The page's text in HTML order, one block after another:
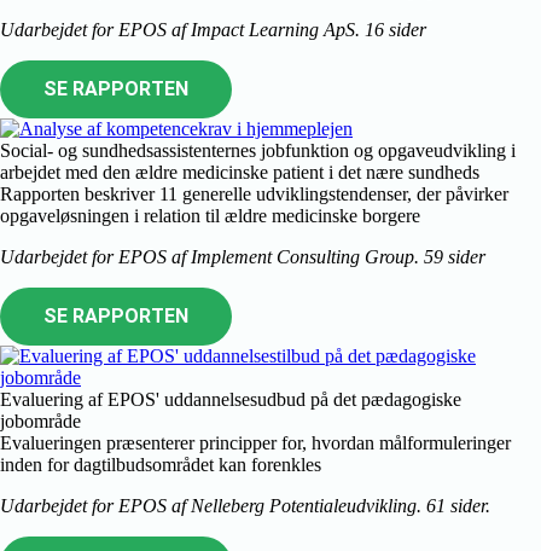
Udarbejdet for EPOS af Impact Learning ApS. 16 sider
SE RAPPORTEN
Social- og sundhedsassistenternes jobfunktion og opgaveudvikling i
arbejdet med den ældre medicinske patient i det nære sundheds
Rapporten beskriver 11 generelle udviklingstendenser, der påvirker
opgaveløsningen i relation til ældre medicinske borgere
Udarbejdet for EPOS af Implement Consulting Group. 59 sider
SE RAPPORTEN
Evaluering af EPOS' uddannelsesudbud på det pædagogiske
jobområde
Evalueringen præsenterer principper for, hvordan målformuleringer
inden for dagtilbudsområdet kan forenkles
Udarbejdet for EPOS af Nelleberg Potentialeudvikling. 61 sider.